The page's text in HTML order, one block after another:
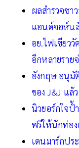
ผลสำรวจชา
แอนด์จอห์น
อย.ไฟเขียว
อีกหลายรา
อังกฤษ อนุมั
ของ J&J แล้ว
นิวยอร์กใจป้
ฟรีให้นักท่อง
เดนมาร์กปร